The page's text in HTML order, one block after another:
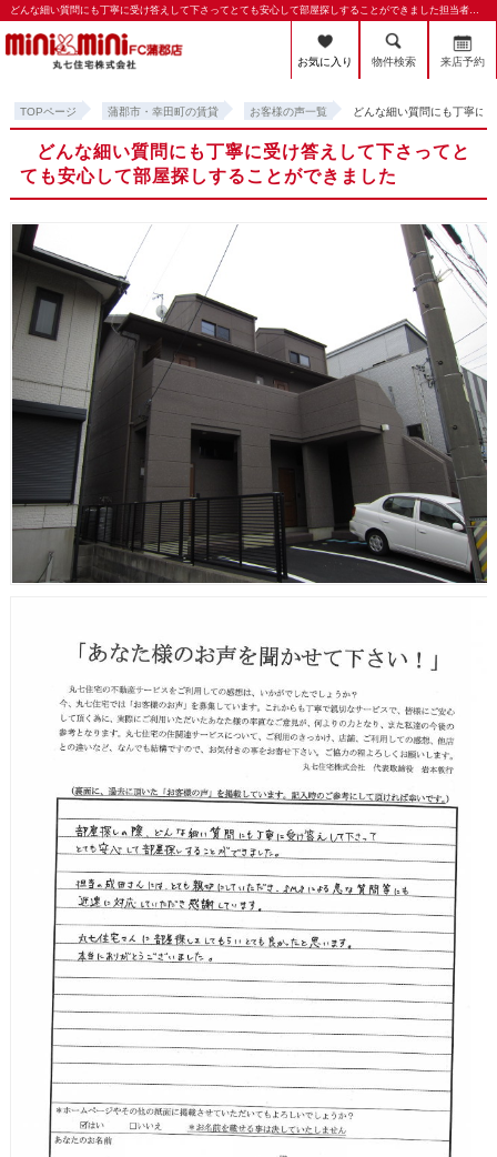
どんな細い質問にも丁寧に受け答えして下さってとても安心して部屋探しすることができました担当者からのコメント | 蒲郡市・幸田町の賃貸・賃貸管理のことならミニミニFC蒲郡店 丸七住宅株式会社
お気に入り 物件検索 来店予約
TOPページ 蒲郡市・幸田町の賃貸 お客様の声一覧 どんな細い質問にも丁寧に
どんな細い質問にも丁寧に受け答えして下さってと
ても安心して部屋探しすることができました